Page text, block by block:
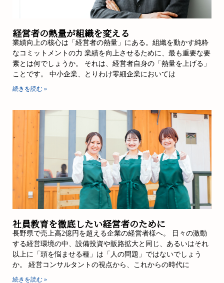
経営者の熱量が組織を変える
業績向上の核心は「経営者の熱量」にある。組織を動かす純粋
なコミットメントの力 業績を向上させるために、最も重要な要
素とは何でしょうか。 それは、経営者自身の「熱量を上げる」
ことです。 中小企業、とりわけ零細企業においては
続きを読む »
社員教育を徹底したい経営者のために
長野県で売上高2億円を超える企業の経営者様へ。 日々の激動
する経営環境の中、設備投資や販路拡大と同じ、あるいはそれ
以上に「頭を悩ませる種」は「人の問題」ではないでしょう
か。 経営コンサルタントの視点から、これからの時代に
続きを読む »